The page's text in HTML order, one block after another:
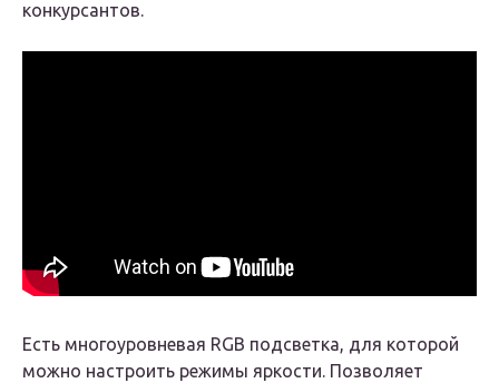
конкурсантов.
Есть многоуровневая RGB подсветка, для которой
можно настроить режимы яркости. Позволяет